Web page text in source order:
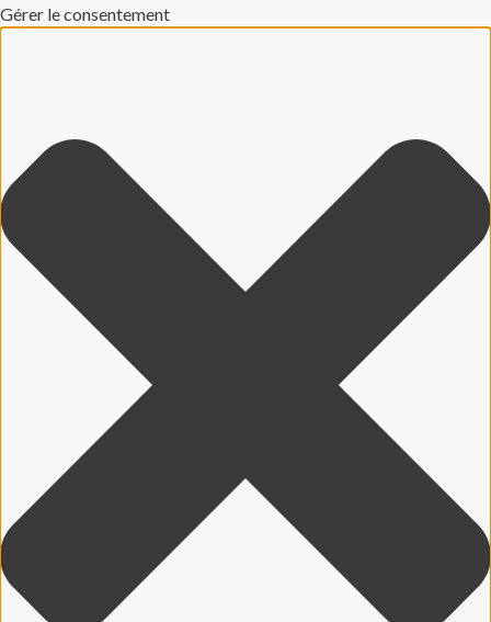
Gérer le consentement